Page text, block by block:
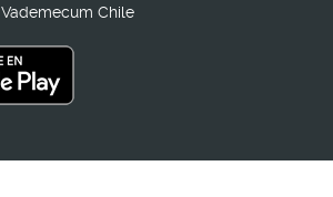
Chile